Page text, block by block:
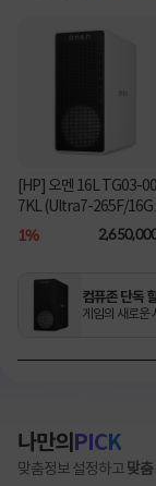
[HP] 오멘 16L TG03-
7KL (Ultra7-265F/
1TB/RX9060XT/FD) [
1%
컴퓨존 단독
게임의 새로운
나만의 PICK
맞춤정보 설정하고맞